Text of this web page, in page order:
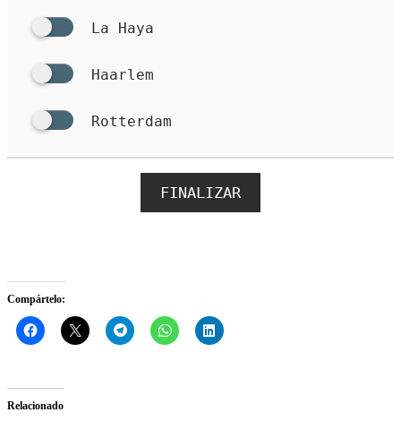
La Haya
Haarlem
Rotterdam
FINALIZAR
Compártelo:
Relacionado